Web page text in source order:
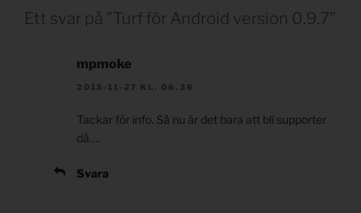
Ett svar på ”Turf för Android version 0.9.7”
mpmoke
2013-11-27 KL. 06.36
Tackar för info. Så nu är det bara att bli supporter
då….
Svara